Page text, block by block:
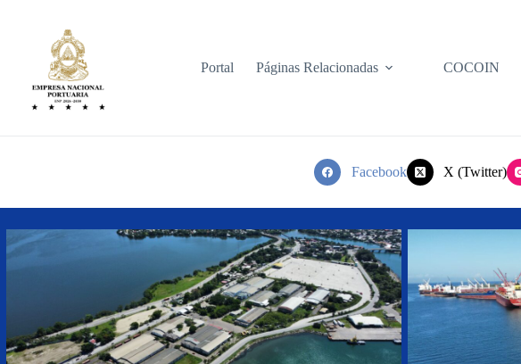
Portal
Páginas Relacionadas COCOIN
Facebook X (Twitter)